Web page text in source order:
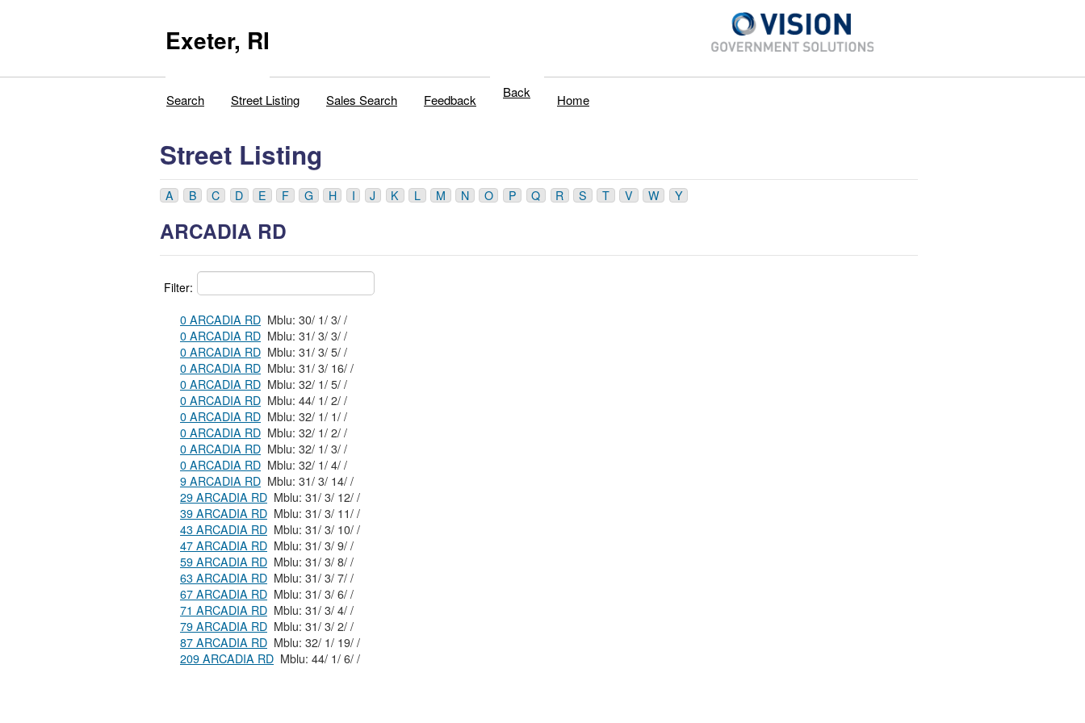
Exeter, RI
Search Street Listing Sales Search Feedback Back Home
Street Listing
A B C D E F G H I J K L M N O P Q R S T V W Y
ARCADIA RD
Filter:
0 ARCADIA RD
Mblu: 30/ 1/ 3/ /
0 ARCADIA RD
Mblu: 31/ 3/ 3/ /
0 ARCADIA RD
Mblu: 31/ 3/ 5/ /
0 ARCADIA RD
Mblu: 31/ 3/ 16/ /
0 ARCADIA RD
Mblu: 32/ 1/ 5/ /
0 ARCADIA RD
Mblu: 44/ 1/ 2/ /
0 ARCADIA RD
Mblu: 32/ 1/ 1/ /
0 ARCADIA RD
Mblu: 32/ 1/ 2/ /
0 ARCADIA RD
Mblu: 32/ 1/ 3/ /
0 ARCADIA RD
Mblu: 32/ 1/ 4/ /
9 ARCADIA RD
Mblu: 31/ 3/ 14/ /
29 ARCADIA RD
Mblu: 31/ 3/ 12/ /
39 ARCADIA RD
Mblu: 31/ 3/ 11/ /
43 ARCADIA RD
Mblu: 31/ 3/ 10/ /
47 ARCADIA RD
Mblu: 31/ 3/ 9/ /
59 ARCADIA RD
Mblu: 31/ 3/ 8/ /
63 ARCADIA RD
Mblu: 31/ 3/ 7/ /
67 ARCADIA RD
Mblu: 31/ 3/ 6/ /
71 ARCADIA RD
Mblu: 31/ 3/ 4/ /
79 ARCADIA RD
Mblu: 31/ 3/ 2/ /
87 ARCADIA RD
Mblu: 32/ 1/ 19/ /
209 ARCADIA RD
Mblu: 44/ 1/ 6/ /